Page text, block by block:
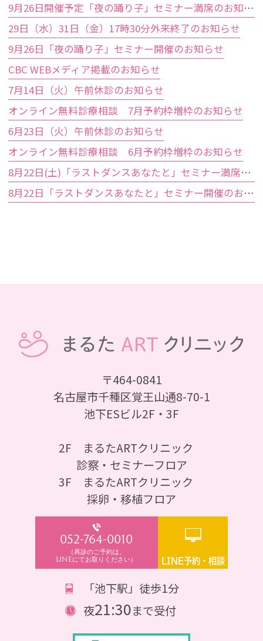
9月26日開催予定「夜の踊り子」セミナー満席のお知らせ
29日（水）31日（金）17時30分外来終了のお知らせ
9月26日「夜の踊り子」セミナー開催のお知らせ
CBC WEBメディア掲載のお知らせ
7月14日（火）午前休診のお知らせ
オンライン無料診療相談 7月予約枠増枠のお知らせ
6月23日（火）午前休診のお知らせ
オンライン無料診療相談 6月予約枠増枠のお知らせ
8月22日(土)「ラストダンスあなたと」セミナー満席のお知らせ
8月22日「ラストダンスあなたと」セミナー開催のお知らせ
〒464-0841
名古屋市千種区覚王山通8-70-1
池下ESビル2F・3F
2F まるたARTクリニック
診察・セミナーフロア
3F まるたARTクリニック
採卵・移植フロア
052-764-0010
（再診のご予約は、
LINEにてお取りください） LINE予約・相談
「池下駅」徒歩1分
夜21:30まで受付